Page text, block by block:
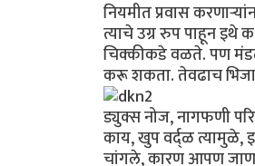
नियमीत प्रवास
त्याचे उग्र रुप पाहून इथे
चिक्कीकडे वळते. पण
करू शकता. तेवढाच
ड्युक्स नोज, नागफणी
काय, खुप वर्द्ळ त्यामुळे,
चांगले, कारण आपण